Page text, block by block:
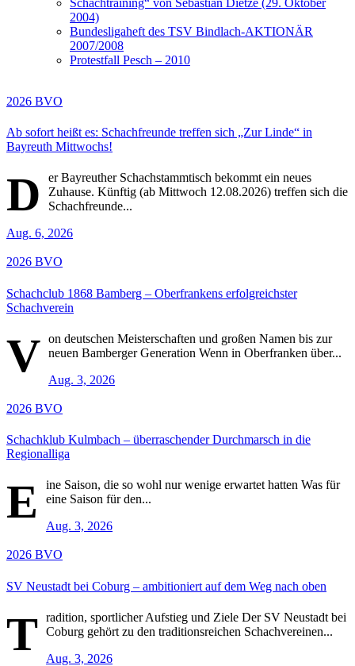
2004)
Bundesligaheft des TSV Bindlach-AKTIONÄR
2007/2008
Protestfall Pesch – 2010
2026 BVO
Ab sofort heißt es: Schachfreunde treffen sich „Zur Linde“ in
Bayreuth Mittwochs!
D
er Bayreuther Schachstammtisch bekommt ein neues
Zuhause. Künftig (ab Mittwoch 12.08.2026) treffen sich die
Schachfreunde...
Aug. 6, 2026
2026 BVO
Schachclub 1868 Bamberg – Oberfrankens erfolgreichster
Schachverein
V on deutschen Meisterschaften und großen Namen bis zur
neuen Bamberger Generation Wenn in Oberfranken über...
Aug. 3, 2026
2026 BVO
Schachklub Kulmbach – überraschender Durchmarsch in die
Regionalliga
E
ine Saison, die so wohl nur wenige erwartet hatten Was für
eine Saison für den...
Aug. 3, 2026
2026 BVO
SV Neustadt bei Coburg – ambitioniert auf dem Weg nach oben
T radition, sportlicher Aufstieg und Ziele Der SV Neustadt bei
Coburg gehört zu den traditionsreichen Schachvereinen...
Aug. 3, 2026